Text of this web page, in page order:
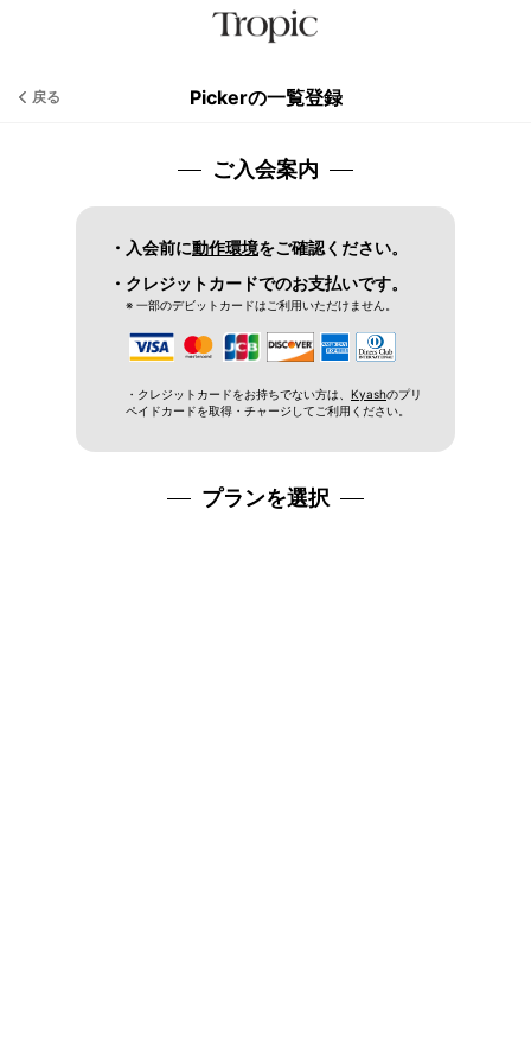
戻る Pickerの一覧登録
ご入会案内
・入会前に動作環境をご確認ください。
・クレジットカードでのお支払いです。
※ 一部のデビットカードはご利用いただけません。
・クレジットカードをお持ちでない方は、 Kyashのプリ
ペイドカードを取得・チャージしてご利用ください。
プランを選択